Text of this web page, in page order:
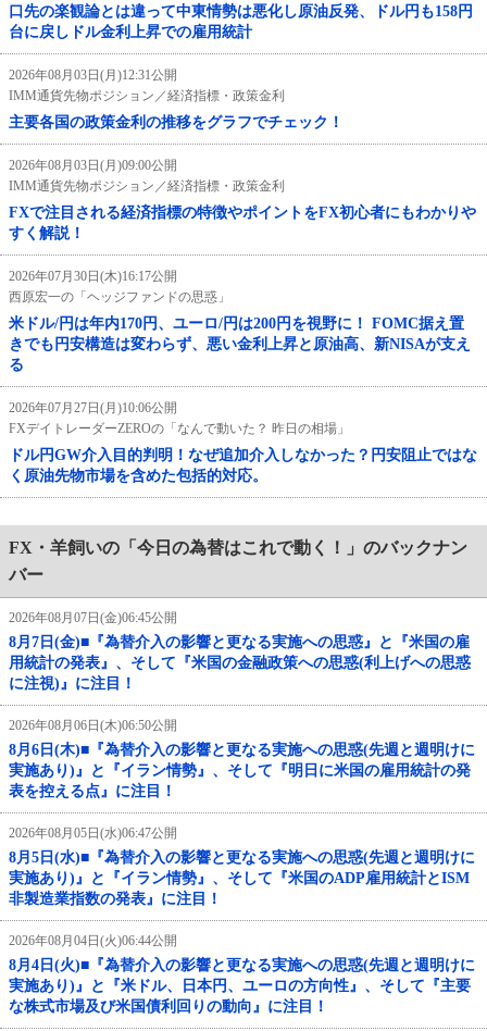
口先の楽観論とは違って中東情勢は悪化し原油反発、ドル円も158円
台に戻しドル金利上昇での雇用統計
2026年08月03日(月)12:31公開
IMM通貨先物ポジション／経済指標・政策金利
主要各国の政策金利の推移をグラフでチェック！
2026年08月03日(月)09:00公開
IMM通貨先物ポジション／経済指標・政策金利
FXで注目される経済指標の特徴やポイントをFX初心者にもわかりや
すく解説！
2026年07月30日(木)16:17公開
西原宏一の「ヘッジファンドの思惑」
米ドル/円は年内170円、ユーロ/円は200円を視野に！ FOMC据え置
きでも円安構造は変わらず、悪い金利上昇と原油高、新NISAが支え
る
2026年07月27日(月)10:06公開
FXデイトレーダーZEROの「なんで動いた？ 昨日の相場」
ドル円GW介入目的判明！なぜ追加介入しなかった？円安阻止ではな
く原油先物市場を含めた包括的対応。
FX・羊飼いの「今日の為替はこれで動く！」のバックナン
バー
2026年08月07日(金)06:45公開
8月7日(金)■『為替介入の影響と更なる実施への思惑』と『米国の雇
用統計の発表』、そして『米国の金融政策への思惑(利上げへの思惑
に注視)』に注目！
2026年08月06日(木)06:50公開
8月6日(木)■『為替介入の影響と更なる実施への思惑(先週と週明けに
実施あり)』と『イラン情勢』、そして『明日に米国の雇用統計の発
表を控える点』に注目！
2026年08月05日(水)06:47公開
8月5日(水)■『為替介入の影響と更なる実施への思惑(先週と週明けに
実施あり)』と『イラン情勢』、そして『米国のADP雇用統計とISM
非製造業指数の発表』に注目！
2026年08月04日(火)06:44公開
8月4日(火)■『為替介入の影響と更なる実施への思惑(先週と週明けに
実施あり)』と『米ドル、日本円、ユーロの方向性』、そして『主要
な株式市場及び米国債利回りの動向』に注目！